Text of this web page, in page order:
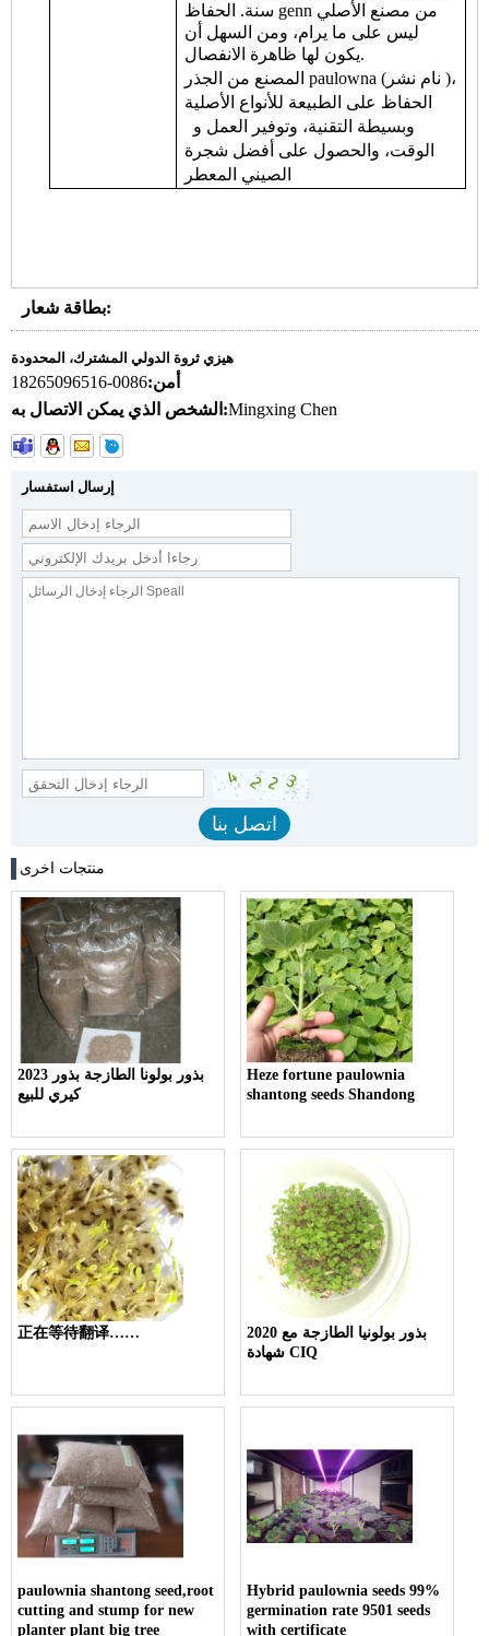
سنة. الحفاظ genn من مصنع الأصلي
ليس على ما يرام، ومن السهل أن
يكون لها ظاهرة الانفصال.
المصنع من الجذر paulowna (
نام نشر
)،
الحفاظ على الطبيعة للأنواع الأصلية
وبسيطة التقنية، وتوفير العمل و
الوقت، والحصول على أفضل شجرة
الصيني المعطر
بطاقة شعار:
هيزي ثروة الدولي المشترك، المحدودة
أمن:0086-18265096516
الشخص الذي يمكن الاتصال به:Mingxing Chen
إرسال استفسار
منتجات اخرى
2023 بذور بولونا الطازجة بذور
كيري للبيع
Heze fortune paulownia
shantong seeds Shandong
正在等待翻译……
2020 بذور بولونيا الطازجة مع
شهادة CIQ
paulownia shantong seed,root
cutting and stump for new
planter plant big tree
Hybrid paulownia seeds 99%
germination rate 9501 seeds
with certificate